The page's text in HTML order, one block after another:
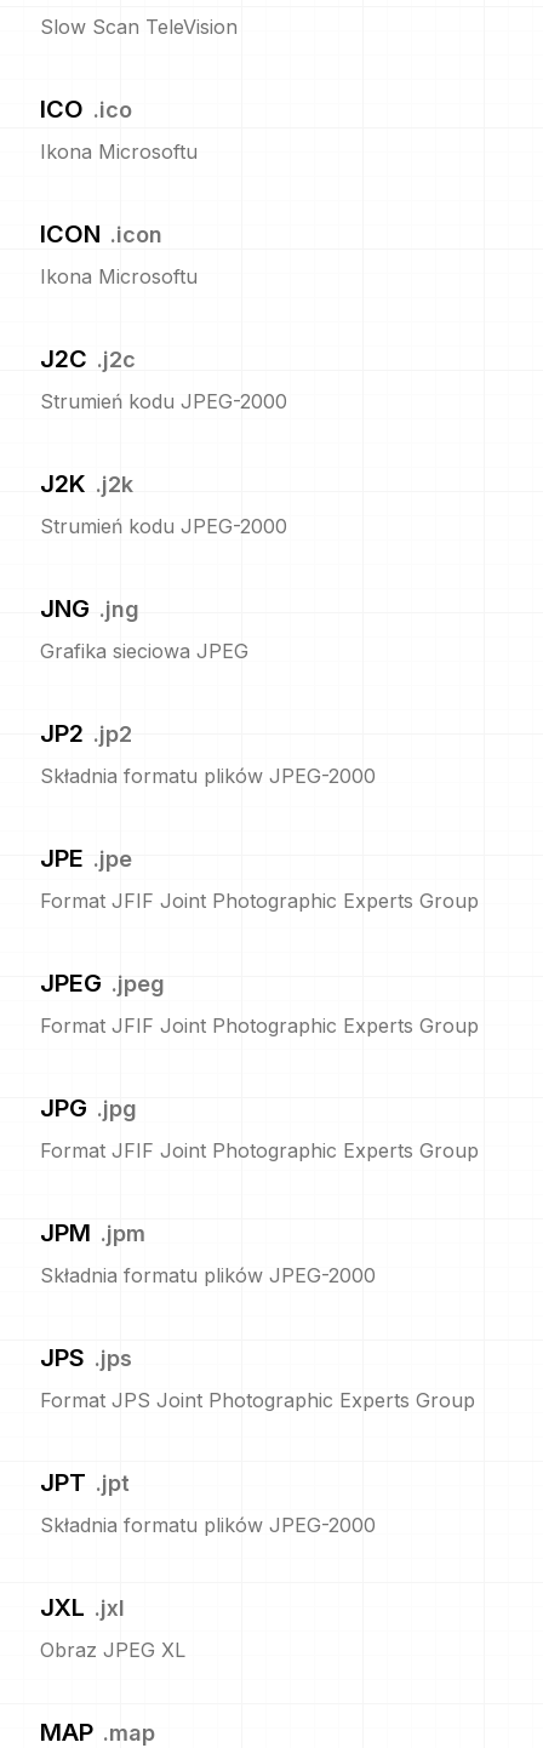
Slow Scan TeleVision
ICO .ico
Ikona Microsoftu
ICON .icon
Ikona Microsoftu
J2C .j2c
Strumień kodu JPEG-2000
J2K .j2k
Strumień kodu JPEG-2000
JNG .jng
Grafika sieciowa JPEG
JP2 .jp2
Składnia formatu plików JPEG-2000
JPE .jpe
Format JFIF Joint Photographic Experts Group
JPEG .jpeg
Format JFIF Joint Photographic Experts Group
JPG .jpg
Format JFIF Joint Photographic Experts Group
JPM .jpm
Składnia formatu plików JPEG-2000
JPS .jps
Format JPS Joint Photographic Experts Group
JPT .jpt
Składnia formatu plików JPEG-2000
JXL .jxl
Obraz JPEG XL
MAP .map